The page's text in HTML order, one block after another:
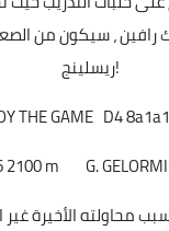
رافين ، سيكون من
ريسلينج!
THE GAME D4
2100 m
G.
محاولته الأخيرة